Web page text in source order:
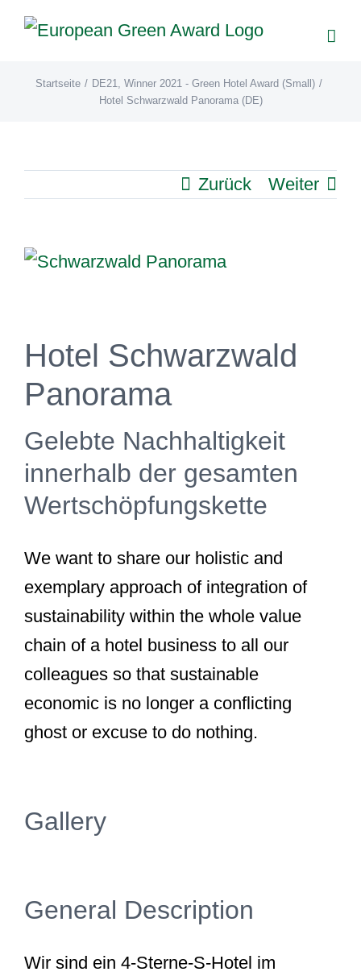
Zum
Inhalt
Startseite / DE21 Winner 2021 - Green Hotel Award (Small) /
Hotel Schwarzwald Panorama (DE)
Zurück Weiter
View
Hotel Schwarzwald
Panorama
Gelebte Nachhaltigkeit
innerhalb der gesamten
Wertschöpfungskette
We want to share our holistic and
exemplary approach of integration of
sustainability within the whole value
chain of a hotel business to all our
colleagues so that sustainable
economic is no longer a conflicting
ghost or excuse to do nothing.
Gallery
General Description
Wir sind ein 4-Sterne-S-Hotel im